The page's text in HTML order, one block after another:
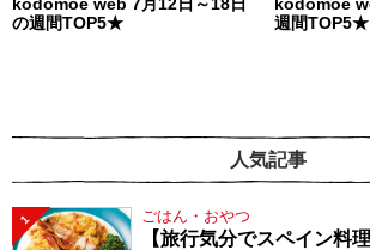
の週間TOP5★
週間TOP5★
人気記事
1 ごはん・おやつ
【旅行気分でスペイン料